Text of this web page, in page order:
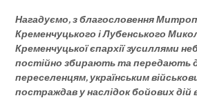
Нагадуємо, з благословення
Кременчуцького і Лубенського
Кременчуцької єпархії зусиллями
постійно збирають та передають
переселенцям, українським
постраждав у наслідок бойових дій